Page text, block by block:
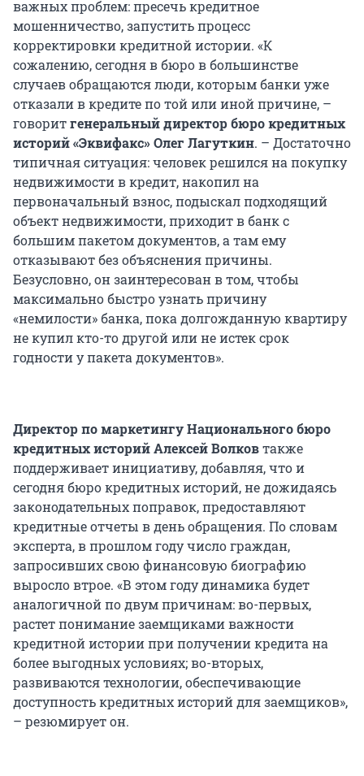
важных проблем: пресечь кредитное
мошенничество, запустить процесс
корректировки кредитной истории. «К
сожалению, сегодня в бюро в большинстве
случаев обращаются люди, которым банки уже
отказали в кредите по той или иной причине, –
говоритгенеральный директор бюро кредитных
историй «Эквифакс» Олег Лагуткин. – Достаточно
типичная ситуация: человек решился на покупку
недвижимости в кредит, накопил на
первоначальный взнос, подыскал подходящий
объект недвижимости, приходит в банк с
большим пакетом документов, а там ему
отказывают без объяснения причины.
Безусловно, он заинтересован в том, чтобы
максимально быстро узнать причину
«немилости» банка, пока долгожданную квартиру
не купил кто-то другой или не истек срок
годности у пакета документов».
Директор по маркетингу Национального бюро
кредитных историй Алексей Волковтакже
поддерживает инициативу, добавляя, что и
сегодня бюро кредитных историй, не дожидаясь
законодательных поправок, предоставляют
кредитные отчеты в день обращения. По словам
эксперта, в прошлом году число граждан,
запросивших свою финансовую биографию
выросло втрое. «В этом году динамика будет
аналогичной по двум причинам: во-первых,
растет понимание заемщиками важности
кредитной истории при получении кредита на
более выгодных условиях; во-вторых,
развиваются технологии, обеспечивающие
доступность кредитных историй для заемщиков»,
– резюмирует он.